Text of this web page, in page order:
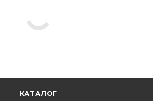
КАТАЛОГ